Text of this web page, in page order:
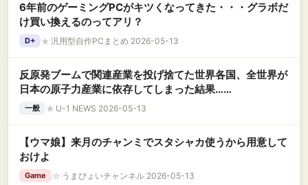
6年前のゲーミングPCがキツくなってきた・・・グラボだ
け買い換えるのってアリ？
D+ ★ 汎用型自作PCまとめ 2026-05-13
反原発ブームで関連産業を投げ捨てた世界各国、全世界が
日本の原子力産業に依存してしまった結果……
一般 ★ U-1 NEWS 2026-05-13
【ウマ娘】来月のチャンミでスタシャカ使うから用意して
おけよ
Game ☆ うまぴょいチャンネル 2026-05-13